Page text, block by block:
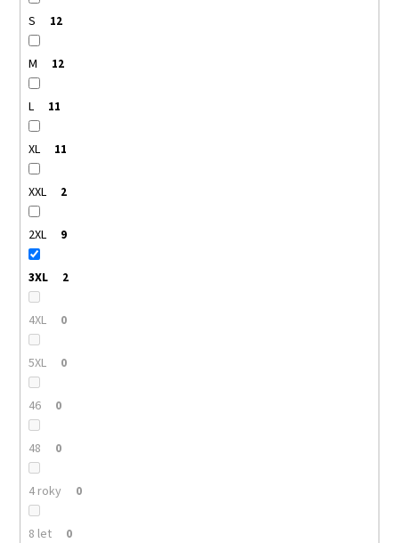
S 12
M 12
L 11
XL 11
XXL 2
2XL 9
3XL 2
4XL 0
5XL 0
46 0
48 0
4 roky 0
8 let 0